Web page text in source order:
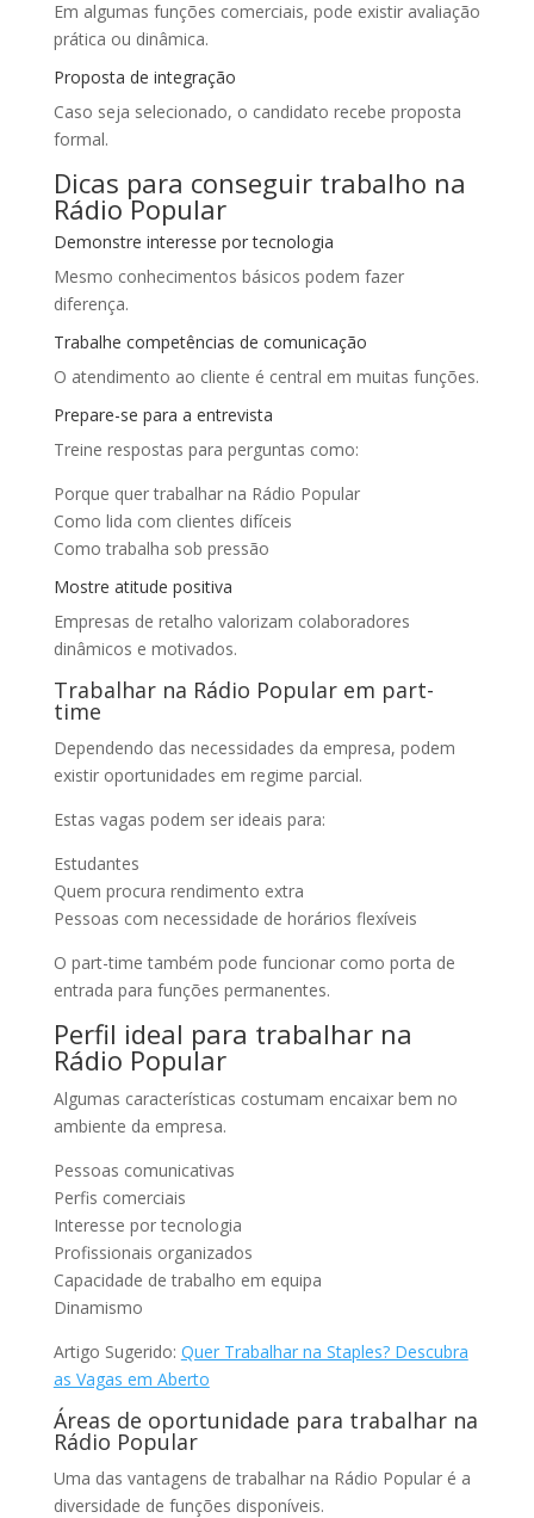
Em algumas funções comerciais, pode existir avaliação
prática ou dinâmica.
Proposta de integração
Caso seja selecionado, o candidato recebe proposta
formal.
Dicas para conseguir trabalho na
Rádio Popular
Demonstre interesse por tecnologia
Mesmo conhecimentos básicos podem fazer
diferença.
Trabalhe competências de comunicação
O atendimento ao cliente é central em muitas funções.
Prepare-se para a entrevista
Treine respostas para perguntas como:
Porque quer trabalhar na Rádio Popular
Como lida com clientes difíceis
Como trabalha sob pressão
Mostre atitude positiva
Empresas de retalho valorizam colaboradores
dinâmicos e motivados.
Trabalhar na Rádio Popular em part-
time
Dependendo das necessidades da empresa, podem
existir oportunidades em regime parcial.
Estas vagas podem ser ideais para:
Estudantes
Quem procura rendimento extra
Pessoas com necessidade de horários flexíveis
O part-time também pode funcionar como porta de
entrada para funções permanentes.
Perfil ideal para trabalhar na
Rádio Popular
Algumas características costumam encaixar bem no
ambiente da empresa.
Pessoas comunicativas
Perfis comerciais
Interesse por tecnologia
Profissionais organizados
Capacidade de trabalho em equipa
Dinamismo
Artigo Sugerido: Quer Trabalhar na Staples? Descubra
as Vagas em Aberto
Áreas de oportunidade para trabalhar na
Rádio Popular
Uma das vantagens de trabalhar na Rádio Popular é a
diversidade de funções disponíveis.